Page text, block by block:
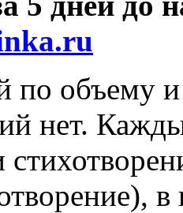
.ru
по объему
нет.
в